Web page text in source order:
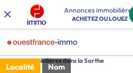
Annonces immobilières
ACHETEZ OU LOUEZ
Agences immobilières dans la Sarthe
Localité
Nom